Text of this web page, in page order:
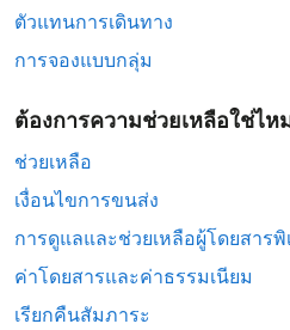
ตัวแทนการเดินทาง
การจองแบบกลุ่ม
ต้องการความช่วยเหลือใช่ไห
ช่วยเหลือ
เงื่อนไขการขนส่ง
การดูแลและช่วยเหลือผู้โดยสาร
ค่าโดยสารและค่าธรรมเนียม
เรียกคืนสัมภาระ